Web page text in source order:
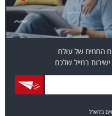
החמים של עולם
במייל שלכם
בדוא"ל